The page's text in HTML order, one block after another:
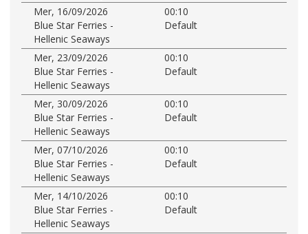
Mer, 16/09/2026
00:10
Blue Star Ferries -
Hellenic Seaways
Default
Mer, 23/09/2026
00:10
Blue Star Ferries -
Hellenic Seaways
Default
Mer, 30/09/2026
00:10
Blue Star Ferries -
Hellenic Seaways
Default
Mer, 07/10/2026
00:10
Blue Star Ferries -
Hellenic Seaways
Default
Mer, 14/10/2026
00:10
Blue Star Ferries -
Hellenic Seaways
Default